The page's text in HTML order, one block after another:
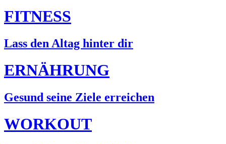
FITNESS
Lass den Altag hinter dir
ERNÄHRUNG
Gesund seine Ziele erreichen
WORKOUT